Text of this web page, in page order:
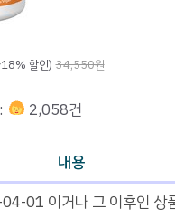
18% 할인) 34,550원
2,058건
내용
01 이거나 그 이후인 상